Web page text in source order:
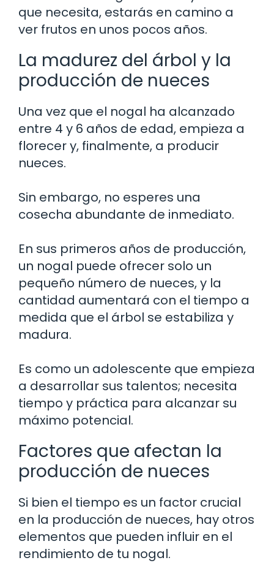
que necesita, estarás en camino a
ver frutos en unos pocos años.
La madurez del árbol y la
producción de nueces
Una vez que el nogal ha alcanzado
entre 4 y 6 años de edad, empieza a
florecer y, finalmente, a producir
nueces.
Sin embargo, no esperes una
cosecha abundante de inmediato.
En sus primeros años de producción,
un nogal puede ofrecer solo un
pequeño número de nueces, y la
cantidad aumentará con el tiempo a
medida que el árbol se estabiliza y
madura.
Es como un adolescente que empieza
a desarrollar sus talentos; necesita
tiempo y práctica para alcanzar su
máximo potencial.
Factores que afectan la
producción de nueces
Si bien el tiempo es un factor crucial
en la producción de nueces, hay otros
elementos que pueden influir en el
rendimiento de tu nogal.